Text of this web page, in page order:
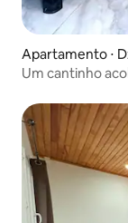
Apartamento ⋅
Um cantinho